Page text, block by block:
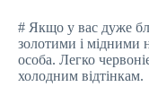
# Якщо у вас дуже
золотими і мідними
особа. Легко
холодним відтінкам.